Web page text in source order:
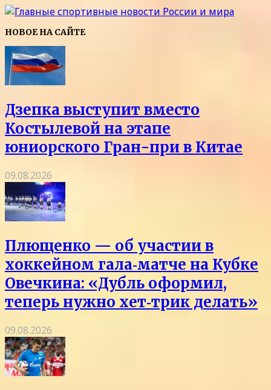
НОВОЕ НА САЙТЕ
Дзепка выступит вместо
Костылевой на этапе
юниорского Гран-при в Китае
09.08.2026
Плющенко — об участии в
хоккейном гала‑матче на Кубке
Овечкина: «Дубль оформил,
теперь нужно хет‑трик делать»
09.08.2026